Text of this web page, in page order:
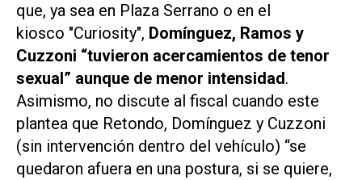
que, ya sea en Plaza Serrano o en el
kiosco "Curiosity", Domínguez, Ramos y
Cuzzoni “tuvieron acercamientos de tenor
sexual” aunque de menor intensidad.
Asimismo, no discute al fiscal cuando este
plantea que Retondo, Domínguez y Cuzzoni
(sin intervención dentro del vehículo) “se
quedaron afuera en una postura, si se quiere,